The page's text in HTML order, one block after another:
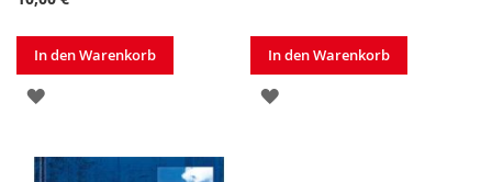
In den Warenkorb
ZUR
HINZUFÜGEN
In den Warenkorb
ZUR